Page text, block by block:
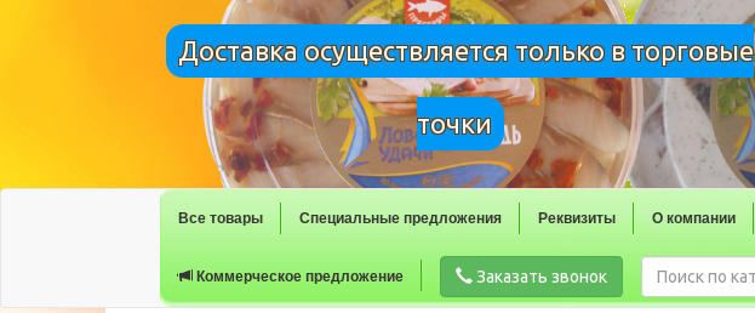
Доставка осуществляется только в торговые
точки
Все товары Специальные предложения Реквизиты О компании
Коммерческое предложение Заказать звонок